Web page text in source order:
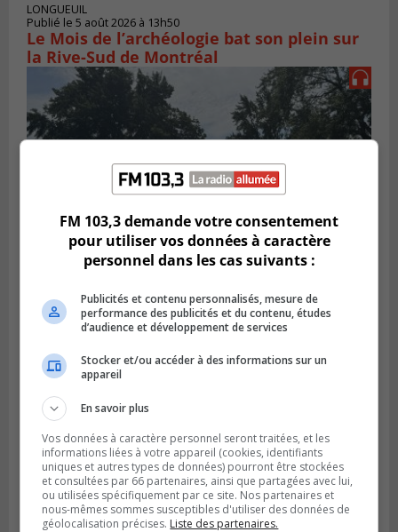
LONGUEUIL
Publié le 5 août 2026 à 13h50
Le Mois de l’archéologie bat son plein sur
la Rive-Sud de Montréal
SAINT-HUBERT
Publié le 3 août 2026 à 12h00
L’arrivée du marché saisonnier à Saint-
FM 103,3 demande votre consentement
pour utiliser vos données à caractère
personnel dans les cas suivants :
Publicités et contenu personnalisés, mesure de
performance des publicités et du contenu, études
d’audience et développement de services
Stocker et/ou accéder à des informations sur un
appareil
En savoir plus
Vos données à caractère personnel seront traitées, et les
informations liées à votre appareil (cookies, identifiants
uniques et autres types de données) pourront être stockées
et consultées par 66 partenaires, ainsi que partagées avec lui,
ou utilisées spécifiquement par ce site. Nos partenaires et
nous-mêmes sommes susceptibles d'utiliser des données de
géolocalisation précises. Liste des partenaires.